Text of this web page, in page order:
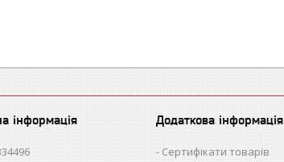
інформація Додаткова інформація
Сертифікати товарів